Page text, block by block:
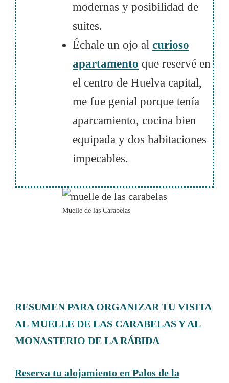
modernas y posibilidad de
suites.
Échale un ojo al curioso
apartamento que reservé en
el centro de Huelva capital,
me fue genial porque tenía
aparcamiento, cocina bien
equipada y dos habitaciones
impecables.
Muelle de las Carabelas
RESUMEN PARA ORGANIZAR TU VISITA
AL MUELLE DE LAS CARABELAS Y AL
MONASTERIO DE LA RÁBIDA
Reserva tu alojamiento en Palos de la